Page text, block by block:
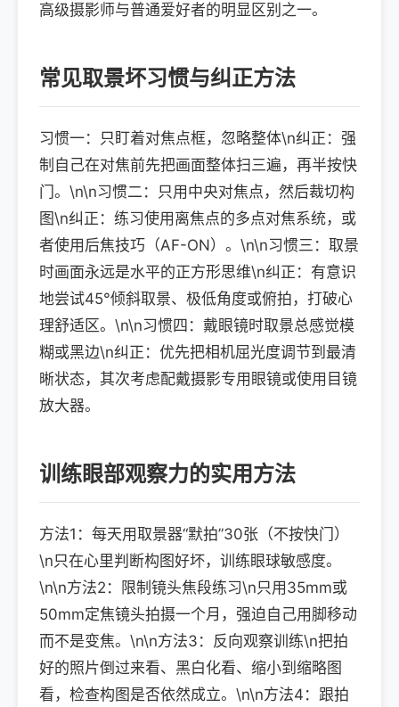
高级摄影师与普通爱好者的明显区别之一。
常见取景坏习惯与纠正方法
习惯一：只盯着对焦点框，忽略整体\n纠正：强
制自己在对焦前先把画面整体扫三遍，再半按快
门。\n\n习惯二：只用中央对焦点，然后裁切构
图\n纠正：练习使用离焦点的多点对焦系统，或
者使用后焦技巧（AF-ON）。\n\n习惯三：取景
时画面永远是水平的正方形思维\n纠正：有意识
地尝试45°倾斜取景、极低角度或俯拍，打破心
理舒适区。\n\n习惯四：戴眼镜时取景总感觉模
糊或黑边\n纠正：优先把相机屈光度调节到最清
晰状态，其次考虑配戴摄影专用眼镜或使用目镜
放大器。
训练眼部观察力的实用方法
方法1：每天用取景器“默拍”30张（不按快门）
\n只在心里判断构图好坏，训练眼球敏感度。
\n\n方法2：限制镜头焦段练习\n只用35mm或
50mm定焦镜头拍摄一个月，强迫自己用脚移动
而不是变焦。\n\n方法3：反向观察训练\n把拍
好的照片倒过来看、黑白化看、缩小到缩略图
看，检查构图是否依然成立。\n\n方法4：跟拍